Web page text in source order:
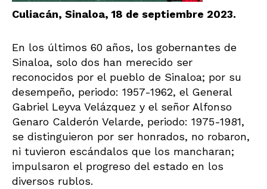
Culiacán, Sinaloa, 18 de septiembre 2023.
En los últimos 60 años, los gobernantes de
Sinaloa, solo dos han merecido ser
reconocidos por el pueblo de Sinaloa; por su
desempeño, periodo: 1957-1962, el General
Gabriel Leyva Velázquez y el señor Alfonso
Genaro Calderón Velarde, periodo: 1975-1981,
se distinguieron por ser honrados, no robaron,
ni tuvieron escándalos que los mancharan;
impulsaron el progreso del estado en los
diversos rublos.